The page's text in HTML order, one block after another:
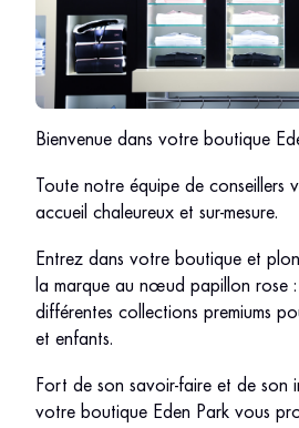
Bienvenue dans votre boutique
Toute notre équipe de conseillers
accueil chaleureux et sur-mesure.
Entrez dans votre boutique et
la marque au nœud papillon rose
différentes collections premiums
et enfants.
Fort de son savoir-faire et de son
votre boutique Eden Park vous